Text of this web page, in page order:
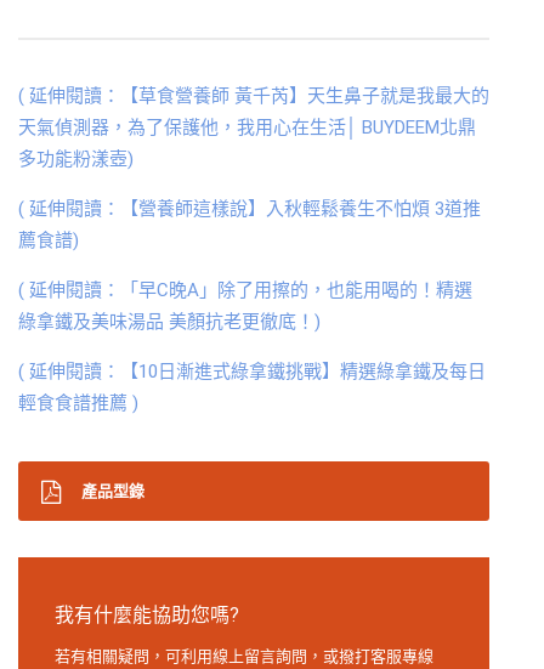
( 延伸閱讀：【草食營養師 黃千芮】天生鼻子就是我最大的
天氣偵測器，為了保護他，我用心在生活│ BUYDEEM北鼎
多功能粉漾壺)
( 延伸閱讀：【營養師這樣說】入秋輕鬆養生不怕煩 3道推
薦食譜)
( 延伸閱讀：「早C晚A」除了用擦的，也能用喝的！精選
綠拿鐵及美味湯品 美顏抗老更徹底！)
( 延伸閱讀：【10日漸進式綠拿鐵挑戰】精選綠拿鐵及每日
輕食食譜推薦 )
產品型錄
我有什麼能協助您嗎?
若有相關疑問，可利用線上留言詢問，或撥打客服專線